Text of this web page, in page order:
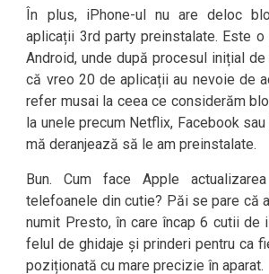
În plus, iPhone-ul nu are deloc
aplicații 3rd party preinstalate. Este
Android, unde după procesul inițial
că vreo 20 de aplicații au nevoie de
refer musai la ceea ce considerăm
la unele precum Netflix, Facebook
mă deranjează să le am preinstalate.
Bun. Cum face Apple
telefoanele din cutie? Păi se pare că
numit Presto, în care încap 6 cutii de
felul de ghidaje și prinderi pentru ca
poziționată cu mare precizie în aparat.